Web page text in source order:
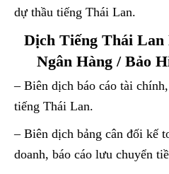
dự thầu tiếng Thái Lan.
Dịch Tiếng Thái
Ngân Hàng / Bảo
– Biên dịch báo cáo tài
tiếng Thái Lan.
– Biên dịch bảng cân đối kế
doanh, báo cáo lưu chuyển